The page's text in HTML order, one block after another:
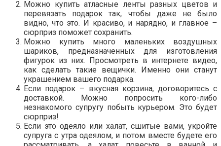
Можно купить атласные ленты разных цветов и
перевязать подарок так, чтобы даже не было
видно, что это. И красиво, и нарядно, и главное –
сюрприз поможет сохранить.
Можно купить много маленьких воздушных
шариков, предназначенных для изготовления
фигурок из них. Просмотреть в интернете видео,
как сделать такие вещички. Именно они станут
украшением вашего подарка.
Если подарок – вкусная корзина, договоритесь с
доставкой. Можно попросить кого-либо
незнакомого супругу побыть курьером. Это будет
сюрприз!
Если это одеяло или халат, сшитые вами, укройте
супруга с утра одеялом, и потом вместе будете его